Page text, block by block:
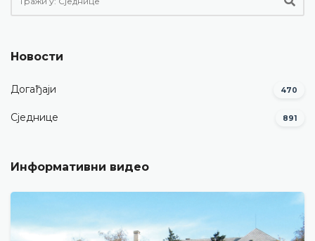
Новости
Догађаји 470
Сједнице 891
Информативни видео